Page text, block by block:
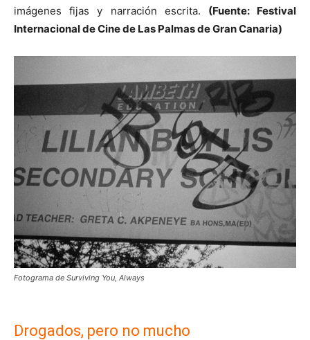
imágenes fijas y narración escrita. (Fuente: Festival
Internacional de Cine de Las Palmas de Gran Canaria)
Fotograma de Surviving You, Always
Drogados, pero no mucho